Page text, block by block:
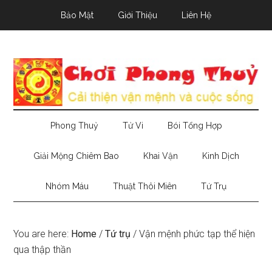
Bảo Mật Giới Thiệu Liên Hệ
Phong Thuỷ Tử Vi Bói Tổng Hợp
Giải Mộng Chiêm Bao Khai Vận Kinh Dịch
Nhóm Máu Thuật Thôi Miên Tứ Trụ
You are here: Home / Tứ trụ / Vận mệnh phức tạp thể hiện
qua thập thần